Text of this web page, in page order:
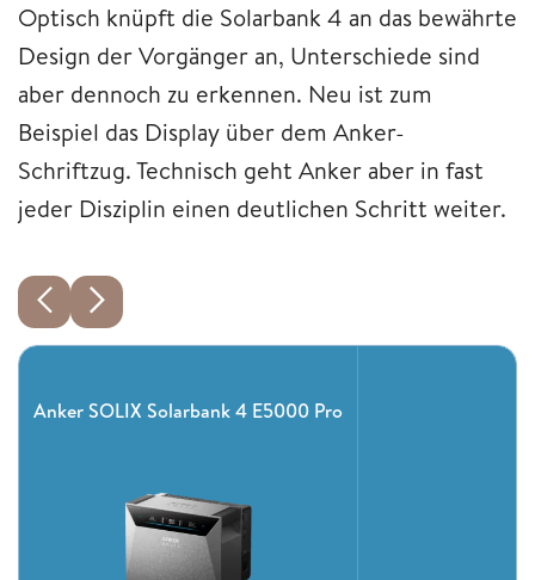
Optisch knüpft die Solarbank 4 an das bewährte
Design der Vorgänger an, Unterschiede sind
aber dennoch zu erkennen. Neu ist zum
Beispiel das Display über dem Anker-
Schriftzug. Technisch geht Anker aber in fast
jeder Disziplin einen deutlichen Schritt weiter.
Anker SOLIX Solarbank 4 E5000 Pro